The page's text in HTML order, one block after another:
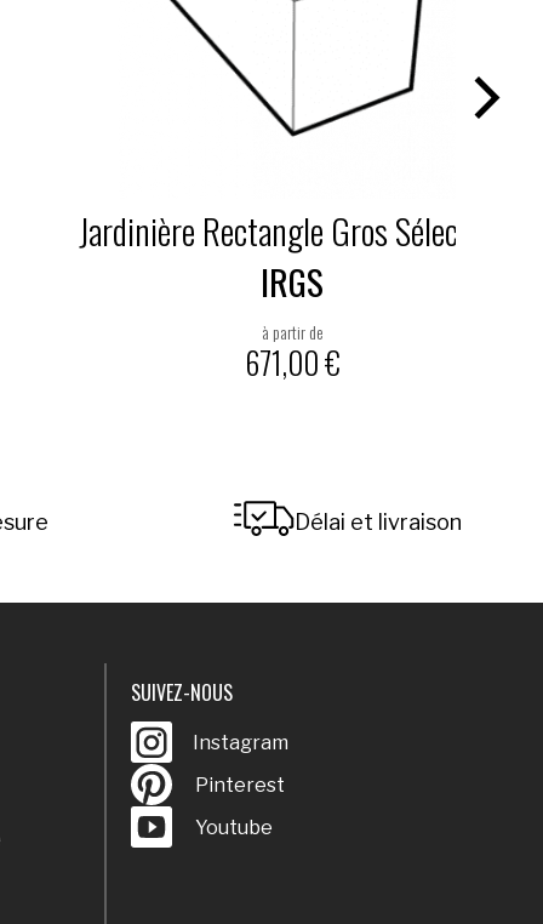
Jardinière Rectangle Gros Sélection
Délai et livraison
SUIVEZ-NOUS
InstagramInstagram
Pinterest
Youtube